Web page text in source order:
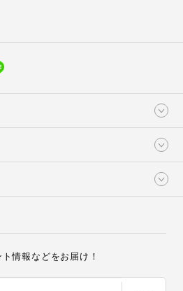
情報などをお届け！